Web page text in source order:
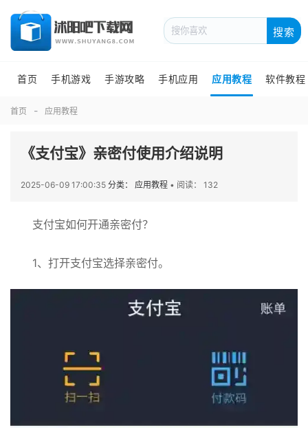
搜索
首页 手机游戏 手游攻略 手机应用 应用教程 软件教程
首页 应用教程
《支付宝》亲密付使用介绍说明
2025-06-09 17:00:35 分类： 应用教程 • 阅读： 132
支付宝如何开通亲密付？
1、打开支付宝选择亲密付。